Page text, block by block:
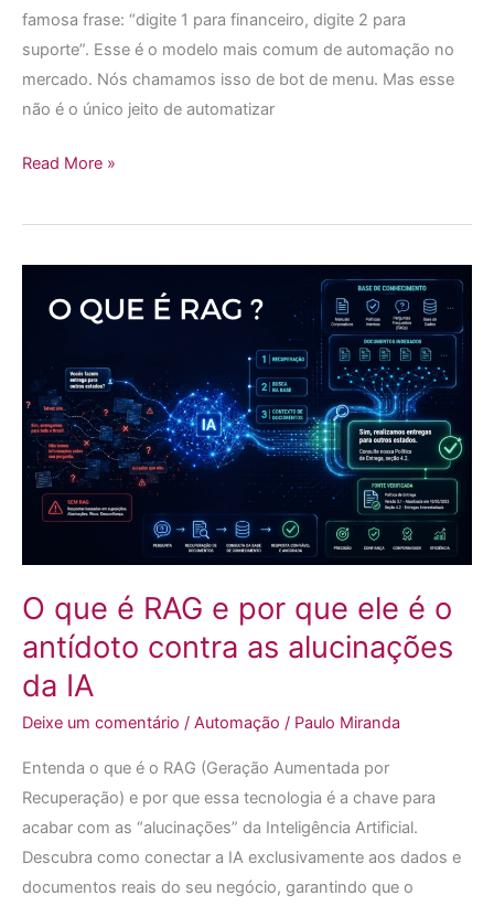
famosa frase: “digite 1 para financeiro, digite 2 para
suporte”. Esse é o modelo mais comum de automação no
mercado. Nós chamamos isso de bot de menu. Mas esse
não é o único jeito de automatizar
Read More »
O que é RAG e por que ele é o
antídoto contra as alucinações
da IA
Deixe um comentário / Automação / Paulo Miranda
Entenda o que é o RAG (Geração Aumentada por
Recuperação) e por que essa tecnologia é a chave para
acabar com as “alucinações” da Inteligência Artificial.
Descubra como conectar a IA exclusivamente aos dados e
documentos reais do seu negócio, garantindo que o
RAG
e
por
que
ele
contra
da
IA